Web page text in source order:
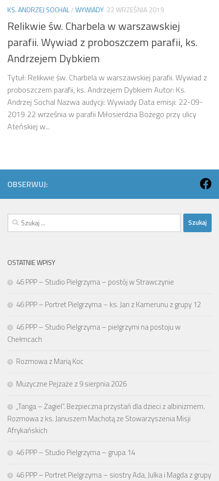
KS. ANDRZEJ SOCHAL/WYWIADY 22 WRZEŚNIA 2019
Relikwie św. Charbela w warszawskiej
parafii. Wywiad z proboszczem parafii, ks.
Andrzejem Dybkiem
Tytuł: Relikwie św. Charbela w warszawskiej parafii. Wywiad z
proboszczem parafii, ks. Andrzejem Dybkiem Autor: Ks.
Andrzej Sochal Nazwa audycji: Wywiady Data emisji: 22-09-
2019 22 września w parafii Miłosierdzia Bożego przy ulicy
Ateńskiej w...
OBSERWUJ:
Szukaj:
OSTATNIE WPISY
46 PPP – Studio Pielgrzyma – postój w Strawczynie
46 PPP – Portret Pielgrzyma – ks. Jan z Kamerunu z grupy 12
46 PPP – Studio Pielgrzyma – pielgrzymi na postoju w
Chełmcach
Rozmowa z Marią Koc
Muzyczne Pejzaże z 9 sierpnia 2026
„Tanga – Żagiel”. Bezpieczna przystań dla dzieci z albinizmem.
Rozmowa z ks. Januszem Machotą ze Stowarzyszenia Misji
Afrykańskich
46 PPP – Studio Pielgrzyma – grupa 14
46 PPP – Portret Pielgrzyma – siostry Ada, Julka i Magda z grupy